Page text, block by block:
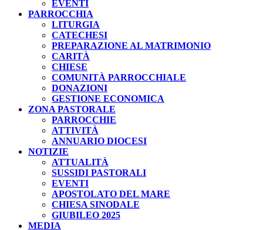
EVENTI
PARROCCHIA
LITURGIA
CATECHESI
PREPARAZIONE AL MATRIMONIO
CARITÀ
CHIESE
COMUNITÀ PARROCCHIALE
DONAZIONI
GESTIONE ECONOMICA
ZONA PASTORALE
PARROCCHIE
ATTIVITÀ
ANNUARIO DIOCESI
NOTIZIE
ATTUALITÀ
SUSSIDI PASTORALI
EVENTI
APOSTOLATO DEL MARE
CHIESA SINODALE
GIUBILEO 2025
MEDIA